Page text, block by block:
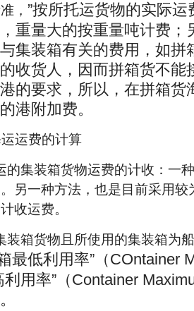
， ”按所托运货物的实际
重量大的按重量吨计费；
集装箱有关的费用，如拼
收货人，因而拼箱货不能
的要求，所以，在拼箱货
港附加费。
运费的计算
的集装箱货物运费的计收：一
另一种方法，也是目前采用
收运费。
装箱货物且所使用的集装箱为
最低利用率”（COntainer
利用率”（Container